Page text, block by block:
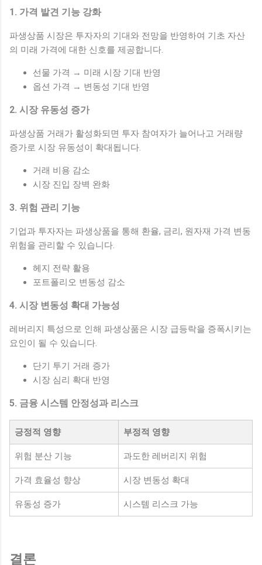
1. 가격 발견 기능 강화
파생상품 시장은 투자자의 기대와 전망을 반영하여 기초 자산
의 미래 가격에 대한 신호를 제공합니다.
선물 가격 → 미래 시장 기대 반영
옵션 가격 → 변동성 기대 반영
2. 시장 유동성 증가
파생상품 거래가 활성화되면 투자 참여자가 늘어나고 거래량
증가로 시장 유동성이 확대됩니다.
거래 비용 감소
시장 진입 장벽 완화
3. 위험 관리 기능
기업과 투자자는 파생상품을 통해 환율, 금리, 원자재 가격 변동
위험을 관리할 수 있습니다.
헤지 전략 활용
포트폴리오 변동성 감소
4. 시장 변동성 확대 가능성
레버리지 특성으로 인해 파생상품은 시장 급등락을 증폭시키는
요인이 될 수 있습니다.
단기 투기 거래 증가
시장 심리 확대 반영
5. 금융 시스템 안정성과 리스크
긍정적 영향 부정적 영향
위험 분산 기능 과도한 레버리지 위험
가격 효율성 향상 시장 변동성 확대
유동성 증가 시스템 리스크 가능
결론